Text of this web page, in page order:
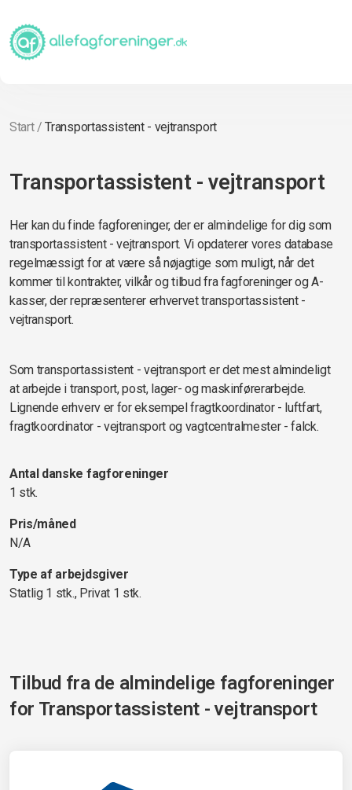
Start/Transportassistent - vejtransport
Transportassistent - vejtransport
Her kan du finde fagforeninger, der er almindelige for dig som
transportassistent - vejtransport. Vi opdaterer vores database
regelmæssigt for at være så nøjagtige som muligt, når det
kommer til kontrakter, vilkår og tilbud fra fagforeninger og A-
kasser, der repræsenterer erhvervet transportassistent -
vejtransport.
Som transportassistent - vejtransport er det mest almindeligt
at arbejde i transport, post, lager- og maskinførerarbejde.
Lignende erhverv er for eksempel fragtkoordinator - luftfart,
fragtkoordinator - vejtransport og vagtcentralmester - falck.
Antal danske fagforeninger
1 stk.
Pris/måned
N/A
Type af arbejdsgiver
Statlig 1 stk., Privat 1 stk.
Tilbud fra de almindelige fagforeninger
for Transportassistent - vejtransport